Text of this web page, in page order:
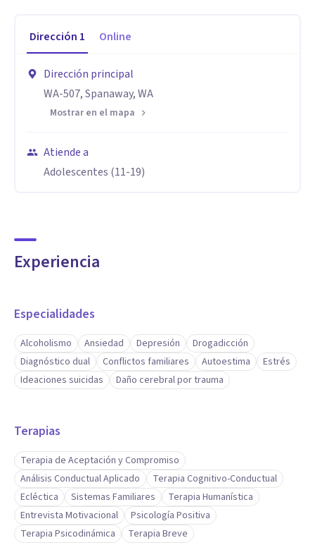
Dirección 1 Online
Dirección principal
WA-507, Spanaway, WA
Mostrar en el mapa
Atiende a
Adolescentes (11-19)
Experiencia
Especialidades
Alcoholismo Ansiedad Depresión
Drogadicción
Diagnóstico dual
Conflictos familiares Autoestima
Estrés
Ideaciones suicidas
Daño cerebral por trauma
Terapias
Terapia de Aceptación y Compromiso
Análisis Conductual Aplicado
Terapia Cognitivo-Conductual
Ecléctica
Sistemas Familiares
Terapia Humanística
Entrevista Motivacional
Psicología Positiva
Terapia Psicodinámica
Terapia Breve